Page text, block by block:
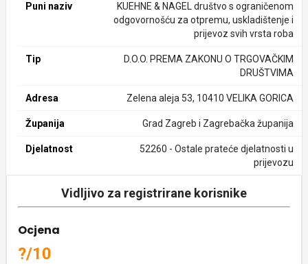
Puni naziv
KUEHNE & NAGEL društvo s ograničenom
odgovornošću za otpremu, uskladištenje i
prijevoz svih vrsta roba
Tip
D.O.O. PREMA ZAKONU O TRGOVAČKIM
DRUŠTVIMA
Adresa Zelena aleja 53, 10410 VELIKA GORICA
Županija Grad Zagreb i Zagrebačka županija
Djelatnost
52260 - Ostale prateće djelatnosti u
prijevozu
Vidljivo za registrirane korisnike
Ocjena
?/10